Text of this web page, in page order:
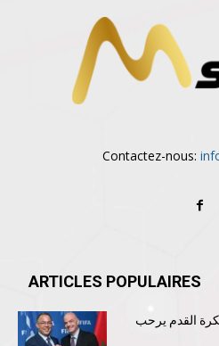
Contactez-nous:
ARTICLES POPULAIRES
القدم يرحب